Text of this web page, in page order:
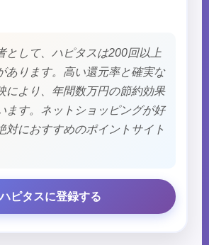
として、ハピタスは200回以上
あります。高い還元率と確実な
により、年間数万円の節約効果
ます。ネットショッピングが好
対におすすめのポイントサイト
ハピタスに登録する